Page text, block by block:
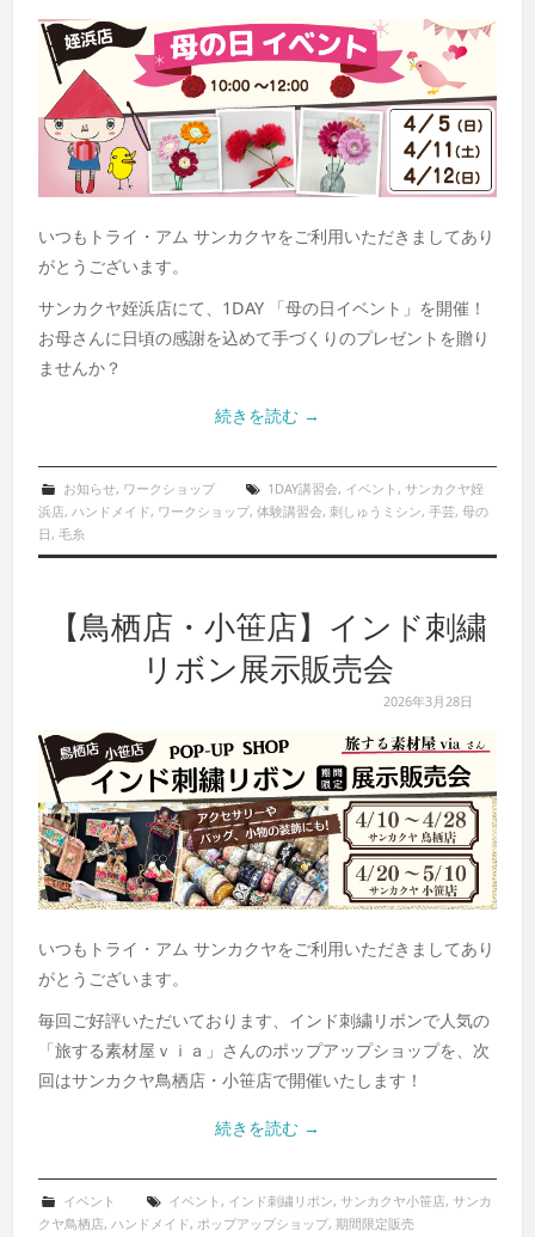
いつもトライ・アム サンカクヤをご利用いただきましてあり
がとうございます。
サンカクヤ姪浜店にて、1DAY 「母の日イベント」を開催！
お母さんに日頃の感謝を込めて手づくりのプレゼントを贈り
ませんか？
続きを読む →
お知らせ, ワークショップ 1DAY講習会, イベント , サンカクヤ姪
浜店,ハンドメイド, ワークショップ,体験講習会,刺しゅうミシン,手芸,母の
日 ,毛糸
【鳥栖店・小笹店】インド刺繍
リボン展示販売会
2026年3月28日
いつもトライ・アム サンカクヤをご利用いただきましてあり
がとうございます。
毎回ご好評いただいております、インド刺繍リボンで人気の
「旅する素材屋ｖｉａ」さんのポップアップショップを、次
回はサンカクヤ鳥栖店・小笹店で開催いたします！
続きを読む →
イベント イベント , インド刺繍リボン, サンカクヤ小笹店, サンカ
クヤ鳥栖店,ハンドメイド,ポップアップショップ,期間限定販売